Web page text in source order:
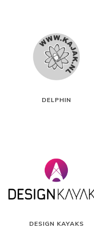
DELPHIN
DESIGN KAYAKS